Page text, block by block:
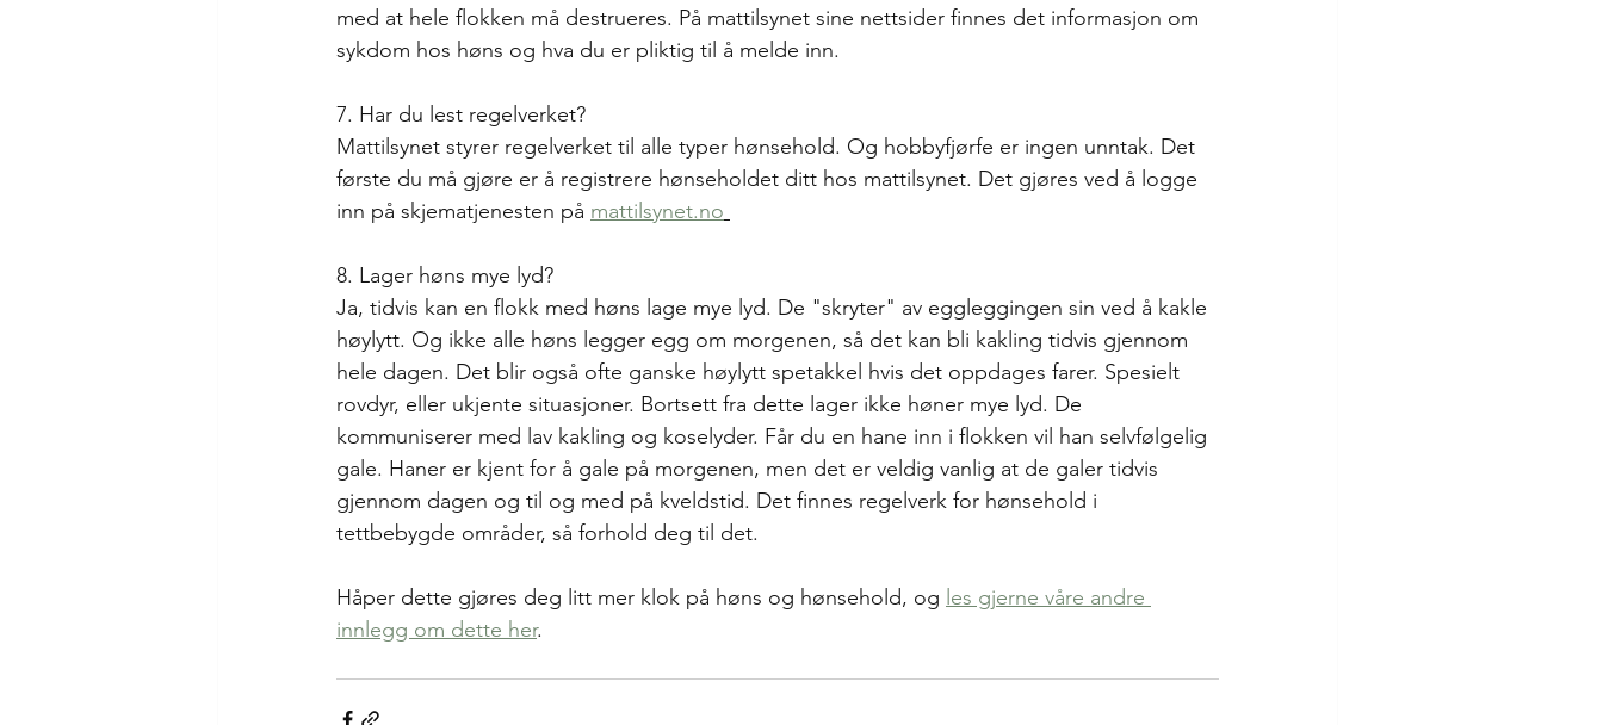
med at hele flokken må destrueres. På mattilsynet sine nettsider finnes det informasjon om
sykdom hos høns og hva du er pliktig til å melde inn.
7. Har du lest regelverket?
Mattilsynet styrer regelverket til alle typer hønsehold. Og hobbyfjørfe er ingen unntak. Det
første du må gjøre er å registrere hønseholdet ditt hos mattilsynet. Det gjøres ved å logge
inn på skjematjenesten på mattilsynet.no
8. Lager høns mye lyd?
Ja, tidvis kan en flokk med høns lage mye lyd. De "skryter" av eggleggingen sin ved å kakle
høylytt. Og ikke alle høns legger egg om morgenen, så det kan bli kakling tidvis gjennom
hele dagen. Det blir også ofte ganske høylytt spetakkel hvis det oppdages farer. Spesielt
rovdyr, eller ukjente situasjoner. Bortsett fra dette lager ikke høner mye lyd. De
kommuniserer med lav kakling og koselyder. Får du en hane inn i flokken vil han selvfølgelig
gale. Haner er kjent for å gale på morgenen, men det er veldig vanlig at de galer tidvis
gjennom dagen og til og med på kveldstid. Det finnes regelverk for hønsehold i
tettbebygde områder, så forhold deg til det.
Håper dette gjøres deg litt mer klok på høns og hønsehold, og les gjerne våre andre
innlegg om dette her.